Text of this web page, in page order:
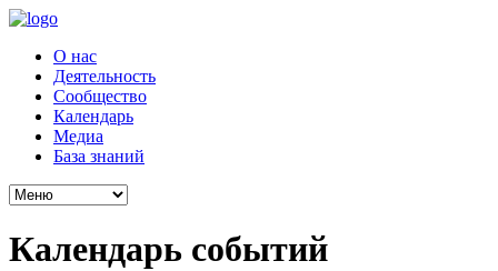
О нас
Деятельность
Сообщество
Календарь
Медиа
База знаний
Календарь событий